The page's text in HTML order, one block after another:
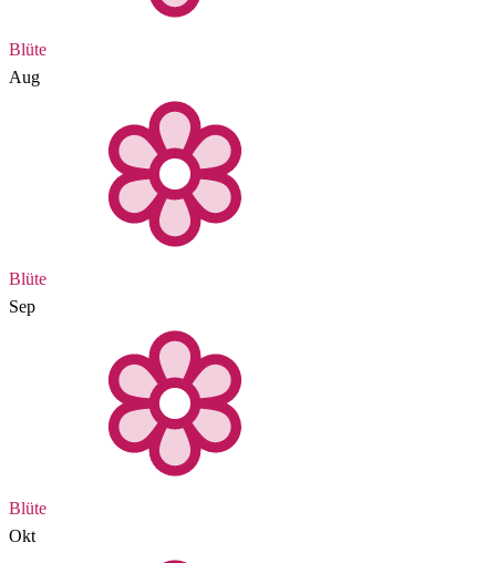
Blüte
Aug
Blüte
Sep
Blüte
Okt